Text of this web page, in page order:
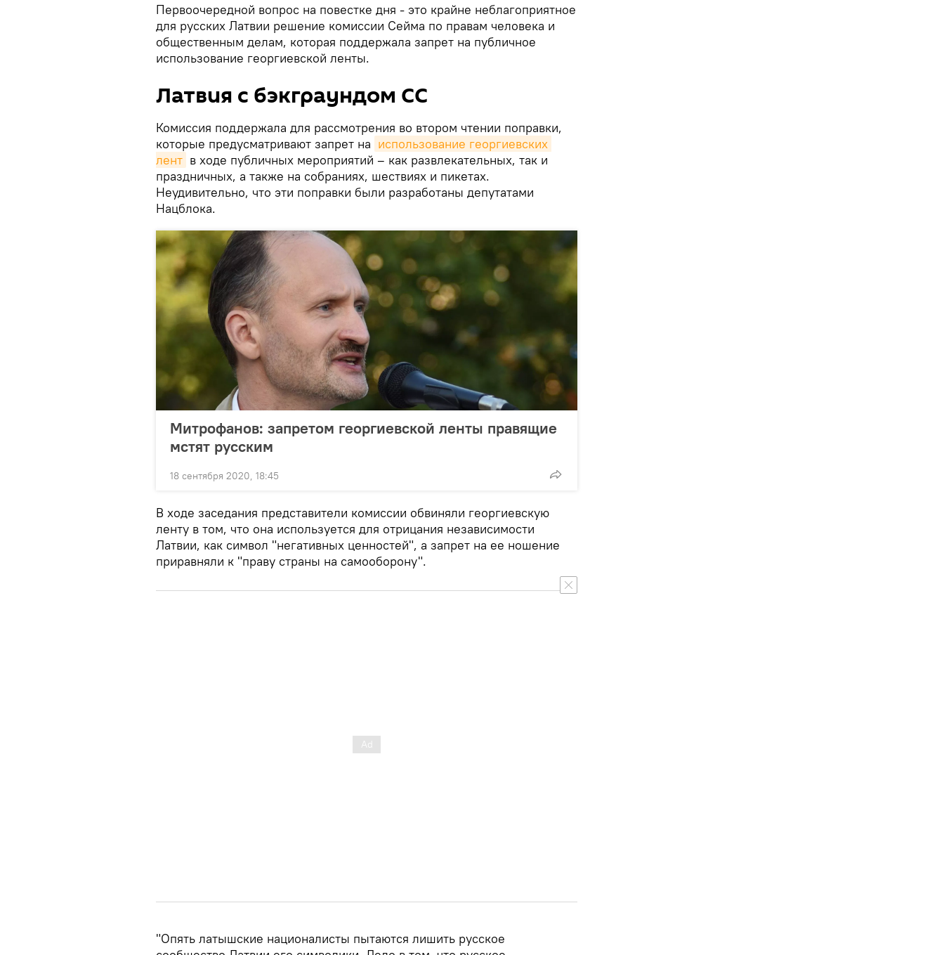
Первоочередной вопрос на повестке дня - это крайне неблагоприятное
для русских Латвии решение комиссии Сейма по правам человека и
общественным делам, которая поддержала запрет на публичное
использование георгиевской ленты.
Латвия с бэкграундом СС
Комиссия поддержала для рассмотрения во втором чтении поправки,
которые предусматривают запрет на использование георгиевских
лент в ходе публичных мероприятий – как развлекательных, так и
праздничных, а также на собраниях, шествиях и пикетах.
Неудивительно, что эти поправки были разработаны депутатами
Нацблока.
Митрофанов: запретом георгиевской ленты правящие
мстят русским
18 сентября 2020, 18:45
В ходе заседания представители комиссии обвиняли георгиевскую
ленту в том, что она используется для отрицания независимости
Латвии, как символ "негативных ценностей", а запрет на ее ношение
приравняли к "праву страны на самооборону".
"Опять латышские националисты пытаются лишить русское